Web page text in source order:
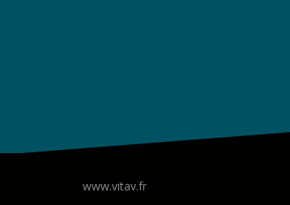
www.vitav.fr